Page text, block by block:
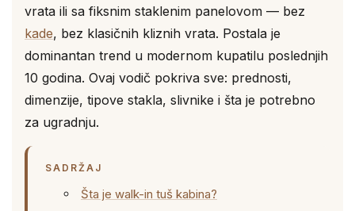
vrata ili sa fiksnim staklenim panelovom — bez
kade, bez klasičnih kliznih vrata. Postala je
dominantan trend u modernom kupatilu poslednjih
10 godina. Ovaj vodič pokriva sve: prednosti,
dimenzije, tipove stakla, slivnike i šta je potrebno
za ugradnju.
SADRŽAJ
Šta je walk-in tuš kabina?